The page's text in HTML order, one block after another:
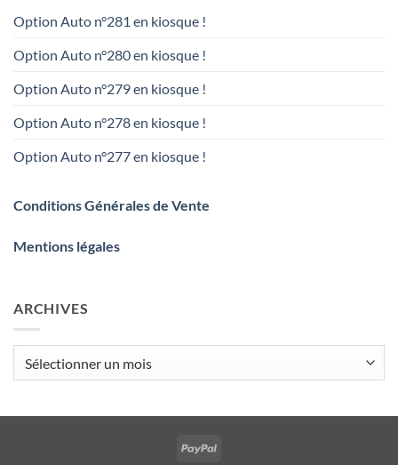
Option Auto n°281 en kiosque !
Option Auto n°280 en kiosque !
Option Auto n°279 en kiosque !
Option Auto n°278 en kiosque !
Option Auto n°277 en kiosque !
Conditions Générales de Vente
Mentions légales
ARCHIVES
PayPal